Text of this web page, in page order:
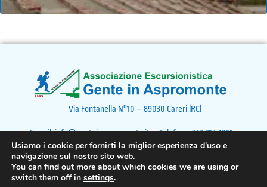
Via Fontanella N°10 – 89030 Careri (RC)
E-mail: info@genteinaspromonte.it – Telefono: 348 813 4091 –
C.F. 92005390809
Associazione Gente in Aspromonte © 2024 - Tutti i diritti
Usiamo i cookie per fornirti la miglior esperienza d'uso e
navigazione sul nostro sito web.
You can find out more about which cookies we are using or
switch them off in settings.